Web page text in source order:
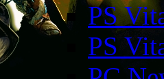
PS
PS